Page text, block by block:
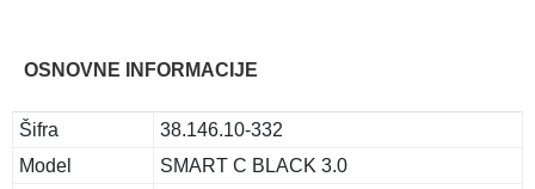
OSNOVNE INFORMACIJE
Šifra
38.146.10-332
Model
SMART C BLACK 3.0